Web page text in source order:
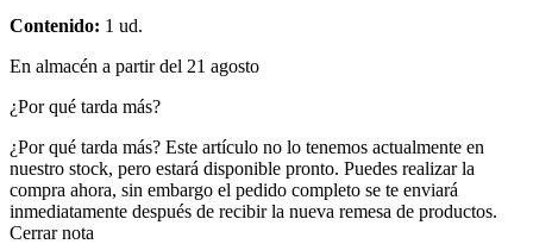
Contenido: 1 ud.
En almacén a partir del 21 agosto
¿Por qué tarda más?
¿Por qué tarda más? Este artículo no lo tenemos actualmente en
nuestro stock, pero estará disponible pronto. Puedes realizar la
compra ahora, sin embargo el pedido completo se te enviará
inmediatamente después de recibir la nueva remesa de productos.
Cerrar nota